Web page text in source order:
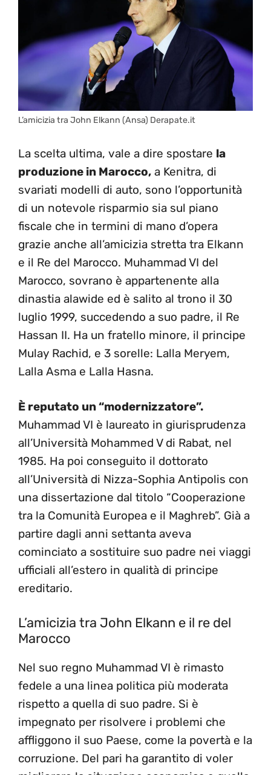
L’amicizia tra John Elkann (Ansa) Derapate.it
La scelta ultima, vale a dire spostare la
produzione in Marocco, a Kenitra, di
svariati modelli di auto, sono l’opportunità
di un notevole risparmio sia sul piano
fiscale che in termini di mano d’opera
grazie anche all’amicizia stretta tra Elkann
e il Re del Marocco. Muhammad VI del
Marocco, sovrano è appartenente alla
dinastia alawide ed è salito al trono il 30
luglio 1999, succedendo a suo padre, il Re
Hassan II. Ha un fratello minore, il principe
Mulay Rachid, e 3 sorelle: Lalla Meryem,
Lalla Asma e Lalla Hasna.
È reputato un “modernizzatore”.
Muhammad VI è laureato in giurisprudenza
all’Università Mohammed V di Rabat, nel
1985. Ha poi conseguito il dottorato
all’Università di Nizza-Sophia Antipolis con
una dissertazione dal titolo “Cooperazione
tra la Comunità Europea e il Maghreb”. Già a
partire dagli anni settanta aveva
cominciato a sostituire suo padre nei viaggi
ufficiali all’estero in qualità di principe
ereditario.
L’amicizia tra John Elkann e il re del
Marocco
Nel suo regno Muhammad VI è rimasto
fedele a una linea politica più moderata
rispetto a quella di suo padre. Si è
impegnato per risolvere i problemi che
affliggono il suo Paese, come la povertà e la
corruzione. Del pari ha garantito di voler